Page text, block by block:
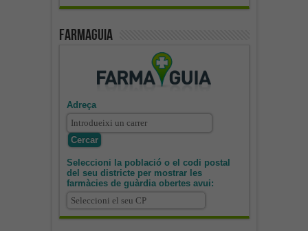
Farmaguia
Adreça
Seleccioni la població o el codi postal
del seu districte per mostrar les
farmàcies de guàrdia obertes avui: